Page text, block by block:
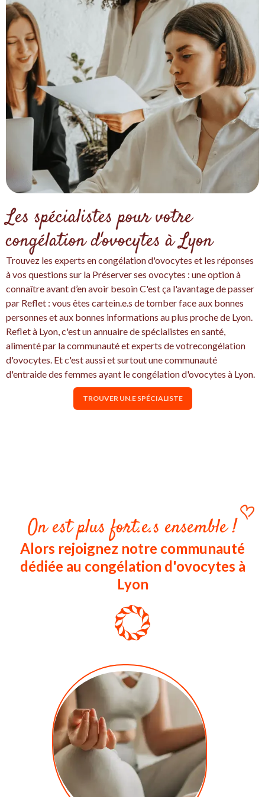
Les spécialistes pour votre
congélation d'ovocytes à Lyon
Trouvez les experts en congélation d'ovocytes et les réponses
à vos questions sur la Préserver ses ovocytes : une option à
connaître avant d’en avoir besoin C'est ça l'avantage de passer
par Reflet : vous êtes cartein.e.s de tomber face aux bonnes
personnes et aux bonnes informations au plus proche de Lyon.
Reflet à Lyon, c'est un annuaire de spécialistes en santé,
alimenté par la communauté et experts de votrecongélation
d'ovocytes. Et c'est aussi et surtout une communauté
d'entraide des femmes ayant le congélation d'ovocytes à Lyon.
TROUVER UN.E SPÉCIALISTE
On est plus fort.e.s ensemble !
Alors rejoignez notre communauté
dédiée au congélation d'ovocytes à
Lyon